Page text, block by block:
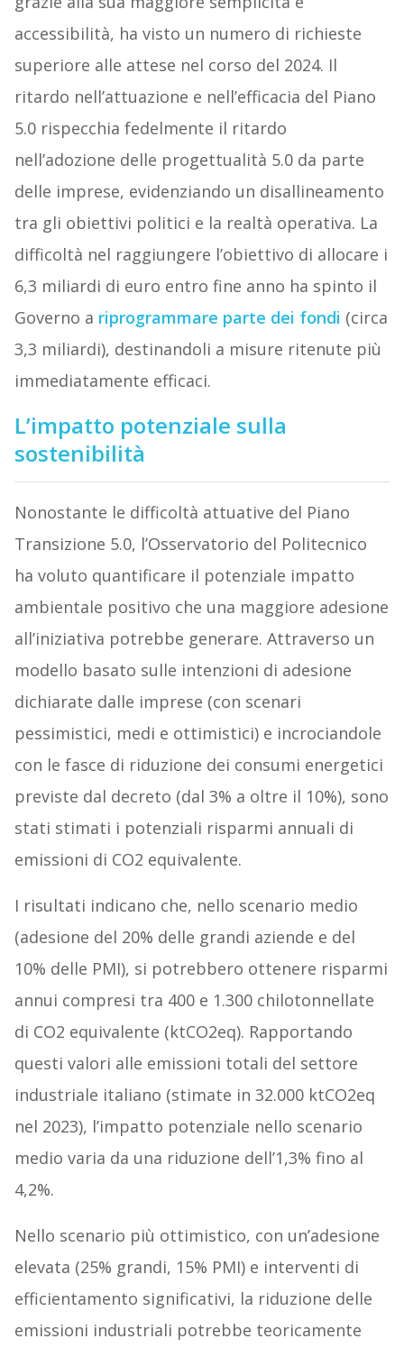
accessibilità, ha visto un numero di richieste
superiore alle attese nel corso del 2024. Il
ritardo nell’attuazione e nell’efficacia del Piano
5.0 rispecchia fedelmente il ritardo
nell’adozione delle progettualità 5.0 da parte
delle imprese, evidenziando un disallineamento
tra gli obiettivi politici e la realtà operativa. La
difficoltà nel raggiungere l’obiettivo di allocare i
6,3 miliardi di euro entro fine anno ha spinto il
Governo a riprogrammare parte dei fondi (circa
3,3 miliardi), destinandoli a misure ritenute più
immediatamente efficaci.
L’impatto potenziale sulla
sostenibilità
Nonostante le difficoltà attuative del Piano
Transizione 5.0, l’Osservatorio del Politecnico
ha voluto quantificare il potenziale impatto
ambientale positivo che una maggiore adesione
all’iniziativa potrebbe generare. Attraverso un
modello basato sulle intenzioni di adesione
dichiarate dalle imprese (con scenari
pessimistici, medi e ottimistici) e incrociandole
con le fasce di riduzione dei consumi energetici
previste dal decreto (dal 3% a oltre il 10%), sono
stati stimati i potenziali risparmi annuali di
emissioni di CO2 equivalente.
I risultati indicano che, nello scenario medio
(adesione del 20% delle grandi aziende e del
10% delle PMI), si potrebbero ottenere risparmi
annui compresi tra 400 e 1.300 chilotonnellate
di CO2 equivalente (ktCO2eq). Rapportando
questi valori alle emissioni totali del settore
industriale italiano (stimate in 32.000 ktCO2eq
nel 2023), l’impatto potenziale nello scenario
medio varia da una riduzione dell’1,3% fino al
4,2%.
Nello scenario più ottimistico, con un’adesione
elevata (25% grandi, 15% PMI) e interventi di
efficientamento significativi, la riduzione delle
emissioni industriali potrebbe teoricamente